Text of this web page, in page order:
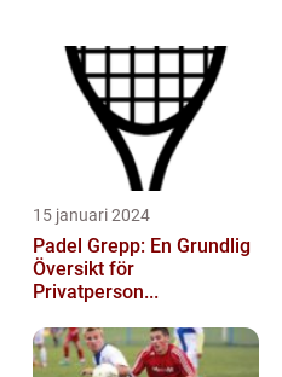
15 januari 2024
Padel Grepp: En Grundlig
Översikt för
Privatperson...